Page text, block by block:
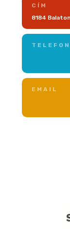
CÍM
8184
TELEFON
EMAIL